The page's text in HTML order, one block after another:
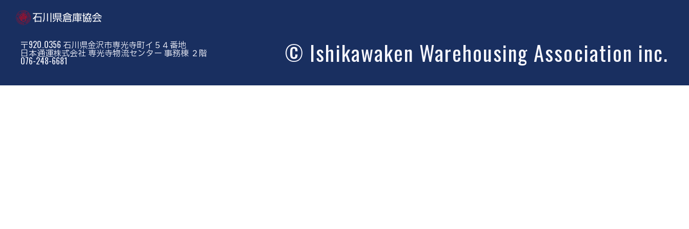
〒920₋0356 石川県金沢市専光寺町イ５４番地
日本通運株式会社 専光寺物流センター 事務棟 ２階
076-248-6681 © Ishikawaken Warehousing Association inc.